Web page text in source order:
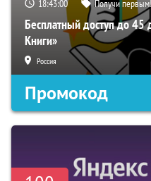
18:43:00 Получи первым!
Бесплатный доступ до 45
Книги»
Россия
Промокод